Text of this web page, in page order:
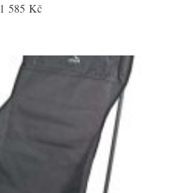
1 585 Kč